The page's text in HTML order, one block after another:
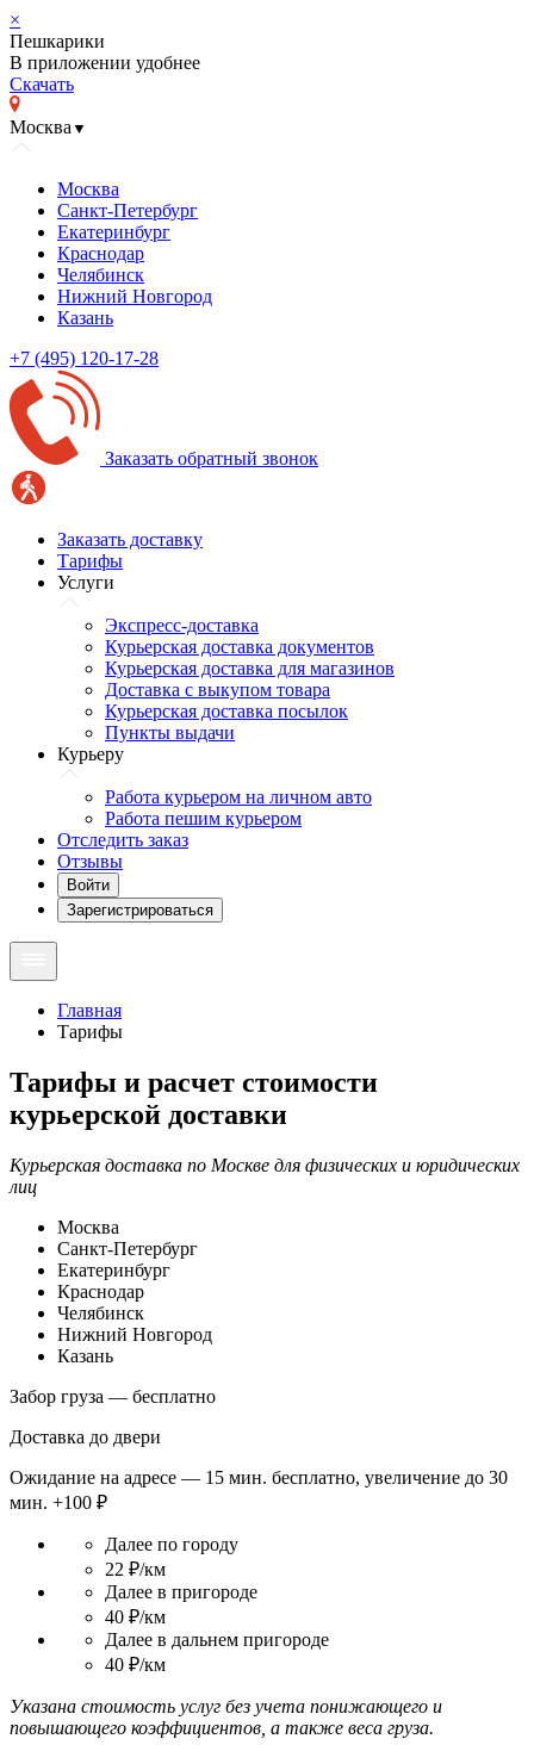
×
Пешкарики
В приложении удобнее
Скачать
Москва ▼
Москва
Санкт-Петербург
Екатеринбург
Краснодар
Челябинск
Нижний Новгород
Казань
+7 (495) 120-17-28
Заказать обратный звонок
Заказать доставку
Тарифы
Услуги
Экспресс-доставка
Курьерская доставка документов
Курьерская доставка для магазинов
Доставка с выкупом товара
Курьерская доставка посылок
Пункты выдачи
Курьеру
Работа курьером на личном авто
Работа пешим курьером
Отследить заказ
Отзывы
Войти
Зарегистрироваться
Главная
Тарифы
Тарифы и расчет стоимости
курьерской доставки
Курьерская доставка по Москве для физических и юридических
лиц
Москва
Санкт-Петербург
Екатеринбург
Краснодар
Челябинск
Нижний Новгород
Казань
Забор груза — бесплатно
Доставка до двери
Ожидание на адресе — 15 мин. бесплатно, увеличение до 30
мин. +100 ₽
Далее по городу
22 ₽/км
Далее в пригороде
40 ₽/км
Далее в дальнем пригороде
40 ₽/км
Указана стоимость услуг без учета понижающего и
повышающего коэффициентов, а также веса груза.